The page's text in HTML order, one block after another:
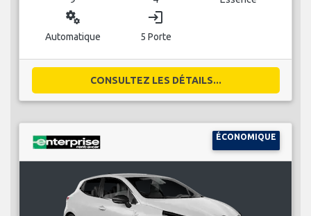
miscellaneous_services
Automatique
login
5 Porte
CONSULTEZ LES DÉTAILS...
ÉCONOMIQUE